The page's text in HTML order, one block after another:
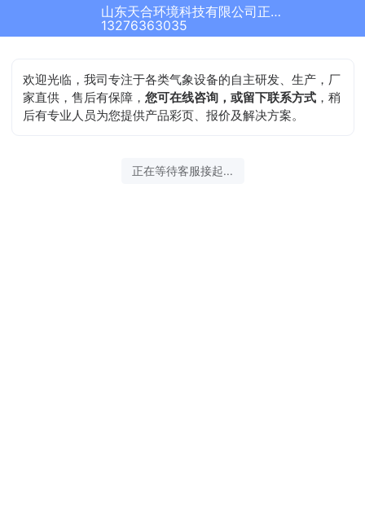
山东天合环境科技有限公司正在为您服务
13276363035
欢迎光临，我司专注于各类气象设备的自主研发、生产，厂
家直供，售后有保障，您可在线咨询，或留下联系方式 ，稍
后有专业人员为您提供产品彩页、报价及解决方案。
正在等待客服接起...